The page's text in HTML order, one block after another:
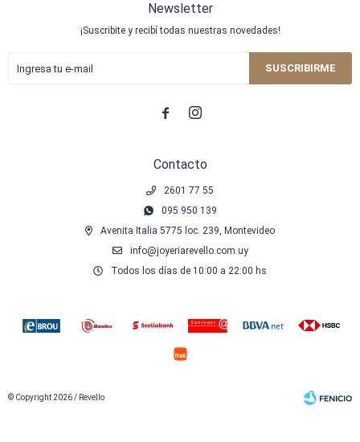
Contacto
2601 77 55
095 950 139
Avenita Italia 5775 loc. 239, Montevideo
info@joyeriarevello.com.uy
Todos los días de 10:00 a 22:00 hs
Newsletter
¡Suscribite y recibí todas nuestras novedades!
SUSCRIBIRME
 
© Copyright 2026 / Revello